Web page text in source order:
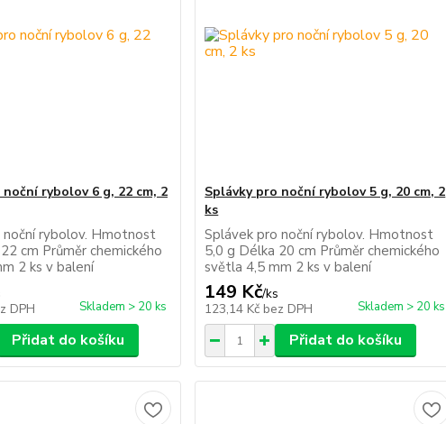
rybolov 6 g, 22 cm, 2
noční rybolov. Hmotnost
cm Průměr chemického
2 ks v balení
DPH Skladem > 20 ks
Přidat do košíku
Splávky pro noční rybolov 5 g, 20 cm, 2
ks
Splávek pro noční rybolov. Hmotnost
5,0 g Délka 20 cm Průměr chemického
světla 4,5 mm 2 ks v balení
149 Kč/ks
123,14 Kč bez DPH Skladem > 20 ks
Přidat do košíku